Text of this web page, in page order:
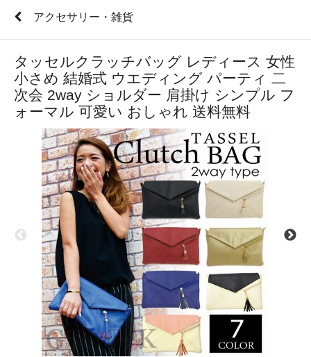
アクセサリー・雑貨
タッセルクラッチバッグ レディース 女性
小さめ 結婚式 ウエディング パーティ 二
次会 2way ショルダー 肩掛け シンプル フ
ォーマル 可愛い おしゃれ 送料無料